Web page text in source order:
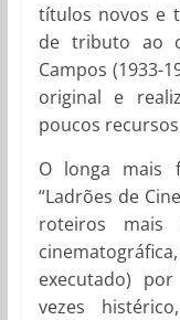
títulos novos e
de tributo ao
Campos (1933-
original e
poucos
O longa mais
“Ladrões de
roteiros mais
executado)
vezes